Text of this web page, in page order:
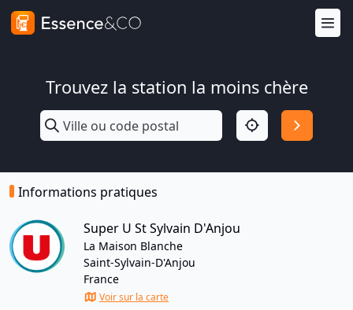
Trouvez la station la moins chère
Informations pratiques
Super U St Sylvain D'Anjou
La Maison Blanche
Saint-Sylvain-D'Anjou
France
Voir sur la carte